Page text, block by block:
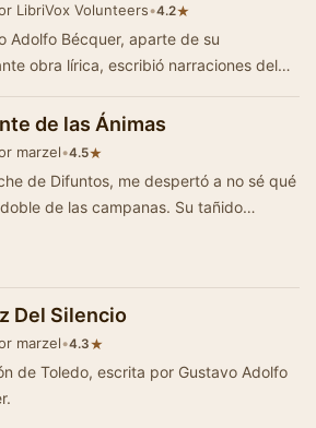
LibriVox Volunteers•4.2★
Adolfo Bécquer, aparte de su
obra lírica, escribió narraciones del
de las Ánimas
marzel•4.5★
de Difuntos, me despertó a no sé qué
de las campanas. Su tañido
Del Silencio
marzel•4.3★
de Toledo, escrita por Gustavo Adolfo